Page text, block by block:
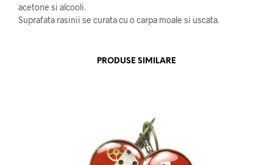
acetone si alcooli.
Suprafata rasinii se curata cu o carpa moale si uscata.
PRODUSE SIMILARE